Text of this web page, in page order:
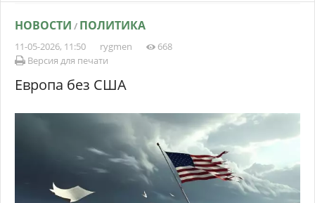
НОВОСТИ / ПОЛИТИКА
11-05-2026, 11:50 rygmen
668
Версия для печати
Европа без США